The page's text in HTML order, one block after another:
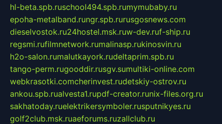
hl-beta.spb.ruschool494.spb.rumymubaby.ru
epoha-metalband.rungr.spb.rurusgosnews.com
dieselvostok.ru24hostel.msk.ruw-dev.ruf-ship.ru
regsmi.rufilmnetwork.rumalinasp.rukinosvin.ru
h2o-salon.rumalutkayork.rudeltaprim.spb.ru
tango-perm.rugooddir.rusgv.sumultiki-online.com
webkrasotki.comcherinvest.rudetskiy-ostrov.ru
ankou.spb.rualvesta1.rupdf-creator.runix-files.org.ru
sakhatoday.ruelektrikersymboler.rusputnikyes.ru
golf2club.msk.ruaeforums.ruzallclub.ru